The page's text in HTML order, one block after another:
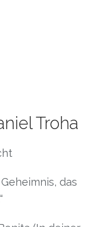
Troha
das